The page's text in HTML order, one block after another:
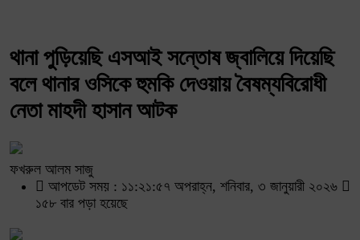
থানা পুড়িয়েছি এসআই সন্তোষ জ্বালিয়ে দিয়েছি
বলে থানার ওসিকে হুমকি দেওয়ায় বৈষম্যবিরোধী
নেতা মাহদী হাসান আটক
ফখরুল আলম সাজু
আপডেট সময় : ১১:২১:৫৭ অপরাহ্ন, শনিবার, ৩ জানুয়ারী ২০২৬
১৫৮ বার পড়া হয়েছে